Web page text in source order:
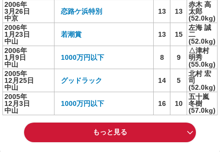
2006年
3月26日
中京
恋路ケ浜特別 13 13
赤木 高
太郎
(52.0kg)
2006年
1月23日
中山
若潮賞 13 15
左海 誠
二
(52.0kg)
2006年
1月9日
中山
1000万円以下 8 9
△津村
明秀
(55.0kg)
2005年
12月25日
中山
グッドラック 14 5
北村 宏
司
(52.0kg)
2005年
12月3日
中山
1000万円以下 16 10
五十嵐
冬樹
(57.0kg)
もっと見る